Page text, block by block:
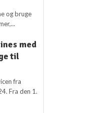
og bruge
med
til
fra
Fra den 1.